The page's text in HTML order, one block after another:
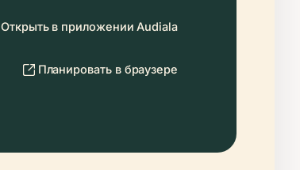
Открыть в приложении Audiala
Планировать в браузере